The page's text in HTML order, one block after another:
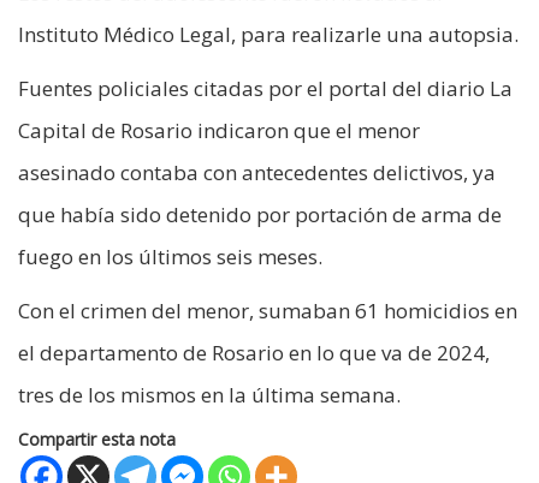
Instituto Médico Legal, para realizarle una autopsia.
Fuentes policiales citadas por el portal del diario La
Capital de Rosario indicaron que el menor
asesinado contaba con antecedentes delictivos, ya
que había sido detenido por portación de arma de
fuego en los últimos seis meses.
Con el crimen del menor, sumaban 61 homicidios en
el departamento de Rosario en lo que va de 2024,
tres de los mismos en la última semana.
Compartir esta nota